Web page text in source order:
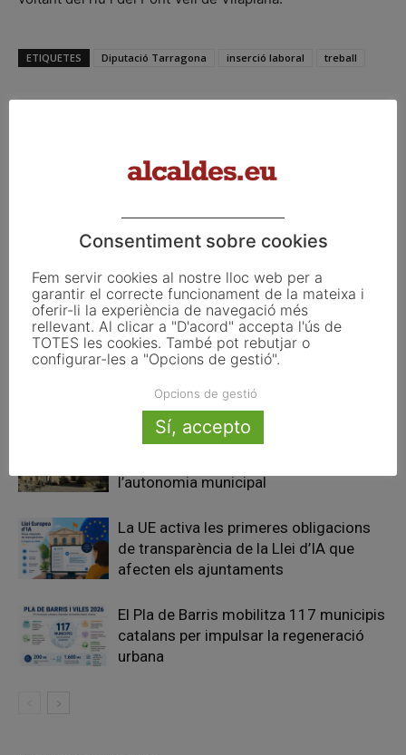
ETIQUETES Diputació Tarragona inserció laboral treball
X
Article anterior
El Govern comença les proves
per aportar aigua regenerada
al tram final del riu Llobregat
per a disposar de més recurs
Article següent
Si ets resident estranger pots
votar a Tiana a les eleccions
municipals. Aquí, com fer-ho.
Pals reclama revisar el decret dels
l’autonomia municipal
La UE activa les primeres obligacions
de transparència de la Llei d’IA que
afecten els ajuntaments
El Pla de Barris mobilitza 117 municipis
catalans per impulsar la regeneració
urbana
Consentiment sobre cookies
Fem servir cookies al nostre lloc web per a
garantir el correcte funcionament de la mateixa i
oferir-li la experiència de navegació més
rellevant. Al clicar a "D'acord" accepta l'ús de
TOTES les cookies. També pot rebutjar o
configurar-les a "Opcions de gestió".
Opcions de gestió
Sí, accepto